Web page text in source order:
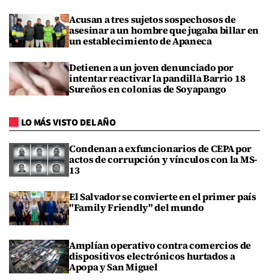
Acusan a tres sujetos sospechosos de
asesinar a un hombre que jugaba billar en
un establecimiento de Apaneca
Detienen a un joven denunciado por
intentar reactivar la pandilla Barrio 18
Sureños en colonias de Soyapango
LO MÁS VISTO DEL AÑO
Condenan a exfuncionarios de CEPA por
actos de corrupción y vínculos con la MS-
13
El Salvador se convierte en el primer país
"Family Friendly" del mundo
Amplían operativo contra comercios de
dispositivos electrónicos hurtados a
Apopa y San Miguel